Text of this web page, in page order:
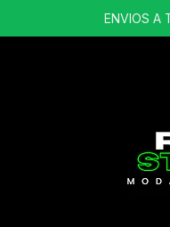
ENVIOS A